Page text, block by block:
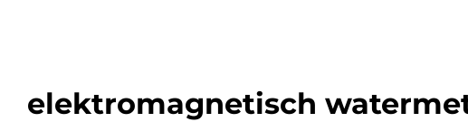
elektromagnetisch